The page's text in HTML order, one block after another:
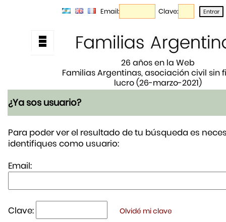
Email: Clave:
26 años en la Web
Familias Argentinas, asociación civil sin
lucro (26-marzo-2021)
¿Ya sos usuario?
Para poder ver el resultado de tu búsqueda es
identifiques como usuario:
Email:
Clave: Olvidé mi clave